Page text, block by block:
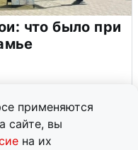
применяются
сайте, вы
на их
что было при